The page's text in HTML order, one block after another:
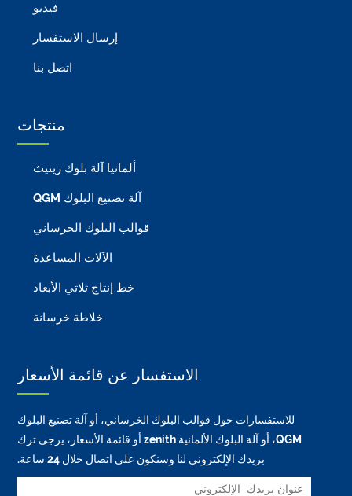
فيديو
إرسال الاستفسار
اتصل بنا
منتجات
ألمانيا آلة بلوك زينيث
آلة تصنيع البلوك QGM
قوالب البلوك الخرساني
الآلات المساعدة
خط إنتاج ثلاثي الأبعاد
خلاطة خرسانة
الاستفسار عن قائمة الأسعار
للاستفسارات حول قوالب البلوك الخرساني، أو آلة تصنيع البلوك
QGM، أو آلة البلوك الألمانية zenith أو قائمة الأسعار، يرجى ترك
بريدك الإلكتروني لنا وسنكون على اتصال خلال 24 ساعة.